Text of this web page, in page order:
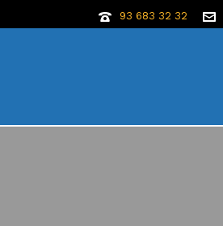
93 683 32 32